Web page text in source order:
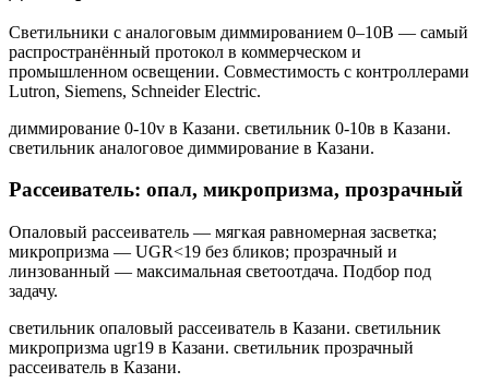
Светильники с аналоговым диммированием 0–10В — самый
распространённый протокол в коммерческом и
промышленном освещении. Совместимость с контроллерами
Lutron, Siemens, Schneider Electric.
диммирование 0-10v в Казани. светильник 0-10в в Казани.
светильник аналоговое диммирование в Казани.
Рассеиватель: опал, микропризма, прозрачный
Опаловый рассеиватель — мягкая равномерная засветка;
микропризма — UGR<19 без бликов; прозрачный и
линзованный — максимальная светоотдача. Подбор под
задачу.
светильник опаловый рассеиватель в Казани. светильник
микропризма ugr19 в Казани. светильник прозрачный
рассеиватель в Казани.